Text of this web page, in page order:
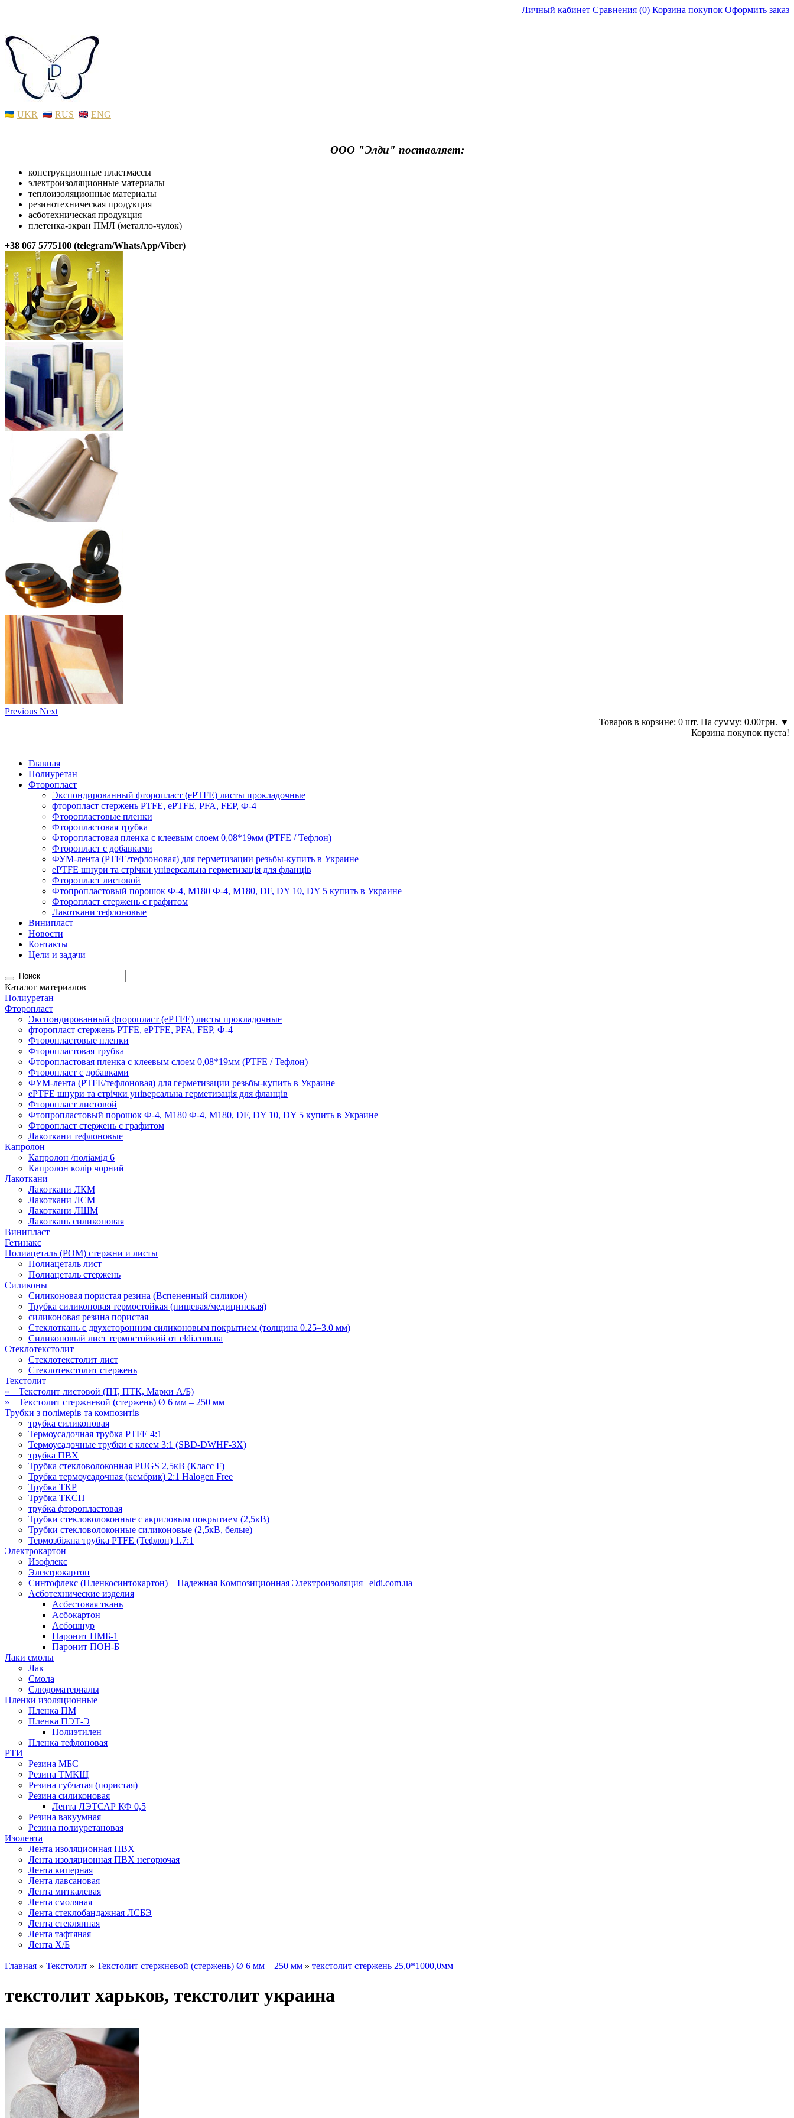
Личный кабинет Сравнения (0) Корзина покупок Оформить заказ
UKR RUS ENG
ООО "Элди" поставляет:
конструкционные пластмассы
электроизоляционные материалы
теплоизоляционные материалы
резинотехническая продукция
асботехническая продукция
плетенка-экран ПМЛ (металло-чулок)
+38 067 5775100 (telegram/WhatsApp/Viber)
Previous Next
Товаров в корзине: 0 шт. На сумму: 0.00грн. ▼
Корзина покупок пуста!
Главная
Полиуретан
Фторопласт
Экспондированный фторопласт (ePTFE) листы прокладочные
фторопласт стержень PTFE, ePTFE, PFA, FEP, Ф-4
Фторопластовые пленки
Фторопластовая трубка
Фторопластовая пленка с клеевым слоем 0,08*19мм (PTFE / Тефлон)
Фторопласт с добавками
ФУМ-лента (PTFE/тефлоновая) для герметизации резьбы-купить в Украине
ePTFE шнури та стрічки універсальна герметизація для фланців
Фторопласт листовой
Фтопропластовый порошок Ф-4, М180 Ф-4, М180, DF, DY 10, DY 5 купить в Украине
Фторопласт стержень с графитом
Лакоткани тефлоновые
Винипласт
Новости
Контакты
Цели и задачи
Каталог материалов
Полиуретан
Фторопласт
Экспондированный фторопласт (ePTFE) листы прокладочные
фторопласт стержень PTFE, ePTFE, PFA, FEP, Ф-4
Фторопластовые пленки
Фторопластовая трубка
Фторопластовая пленка с клеевым слоем 0,08*19мм (PTFE / Тефлон)
Фторопласт с добавками
ФУМ-лента (PTFE/тефлоновая) для герметизации резьбы-купить в Украине
ePTFE шнури та стрічки універсальна герметизація для фланців
Фторопласт листовой
Фтопропластовый порошок Ф-4, М180 Ф-4, М180, DF, DY 10, DY 5 купить в Украине
Фторопласт стержень с графитом
Лакоткани тефлоновые
Капролон
Капролон /поліамід 6
Капролон колір чорний
Лакоткани
Лакоткани ЛКМ
Лакоткани ЛСМ
Лакоткани ЛШМ
Лакоткань силиконовая
Винипласт
Гетинакс
Полиацеталь (POM) стержни и листы
Полиацеталь лист
Полиацеталь стержень
Силиконы
Силиконовая пористая резина (Вспененный силикон)
Трубка силиконовая термостойкая (пищевая/медицинская)
силиконовая резина пористая
Стеклоткань с двухсторонним силиконовым покрытием (толщина 0.25–3.0 мм)
Силиконовый лист термостойкий от eldi.com.ua
Стеклотекстолит
Стеклотекстолит лист
Стеклотекстолит стержень
Текстолит
» Текстолит листовой (ПТ, ПТК, Марки А/Б)
» Текстолит стержневой (стержень) Ø 6 мм – 250 мм
Трубки з полімерів та композитів
трубка силиконовая
Термоусадочная трубка PTFE 4:1
Термоусадочные трубки с клеем 3:1 (SBD-DWHF-3X)
трубка ПВХ
Трубка стекловолоконная PUGS 2,5кВ (Класс F)
Трубка термоусадочная (кембрик) 2:1 Halogen Free
Трубка ТКР
Трубка ТКСП
трубка фторопластовая
Трубки стекловолоконные с акриловым покрытием (2,5кВ)
Трубки стекловолоконные силиконовые (2,5кВ, белые)
Термозбіжна трубка PTFE (Тефлон) 1.7:1
Электрокартон
Изофлекс
Электрокартон
Синтофлекс (Пленкосинтокартон) – Надежная Композиционная Электроизоляция | eldi.com.ua
Асботехнические изделия
Асбестовая ткань
Асбокартон
Асбошнур
Паронит ПМБ-1
Паронит ПОН-Б
Лаки смолы
Лак
Смола
Слюдоматериалы
Пленки изоляционные
Пленка ПМ
Пленка ПЭТ-Э
Полиэтилен
Пленка тефлоновая
РТИ
Резина МБС
Резина ТМКЩ
Резина губчатая (пористая)
Резина силиконовая
Лента ЛЭТСАР КФ 0,5
Резина вакуумная
Резина полиуретановая
Изолента
Лента изоляционная ПВХ
Лента изоляционная ПВХ негорючая
Лента киперная
Лента лавсановая
Лента миткалевая
Лента смоляная
Лента стеклобандажная ЛСБЭ
Лента стеклянная
Лента тафтяная
Лента Х/Б
Главная » Текстолит » Текстолит стержневой (стержень) Ø 6 мм – 250 мм » текстолит стержень 25,0*1000,0мм
текстолит харьков, текстолит украина